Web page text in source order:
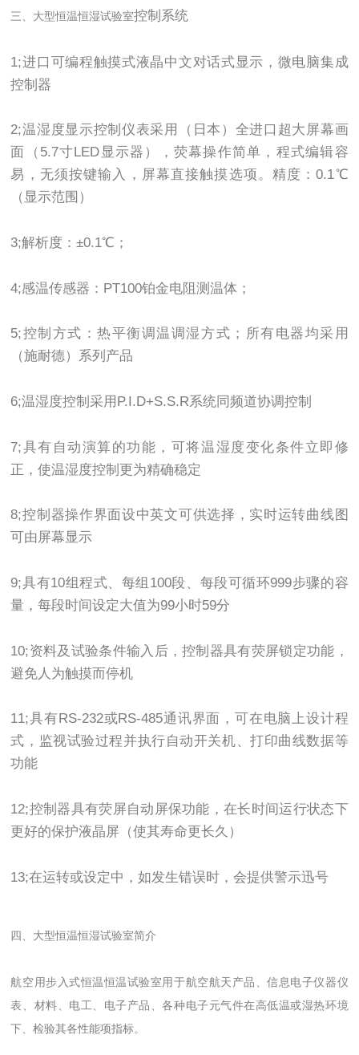
三、大型恒温恒湿试验室控制系统
1;进口可编程触摸式液晶中文对话式显示，微电脑集成
控制器
2;温湿度显示控制仪表采用（日本）全进口超大屏幕画
面（5.7寸LED显示器），荧幕操作简单，程式编辑容
易，无须按键输入，屏幕直接触摸选项。精度：0.1℃
（显示范围）
3;解析度：±0.1℃；
4;感温传感器：PT100铂金电阻测温体；
5;控制方式：热平衡调温调湿方式；所有电器均采用
（施耐德）系列产品
6;温湿度控制采用P.I.D+S.S.R系统同频道协调控制
7;具有自动演算的功能，可将温湿度变化条件立即修
正，使温湿度控制更为精确稳定
8;控制器操作界面设中英文可供选择，实时运转曲线图
可由屏幕显示
9;具有10组程式、每组100段、每段可循环999步骤的容
量，每段时间设定大值为99小时59分
10;资料及试验条件输入后，控制器具有荧屏锁定功能，
避免人为触摸而停机
11;具有RS-232或RS-485通讯界面，可在电脑上设计程
式，监视试验过程并执行自动开关机、打印曲线数据等
功能
12;控制器具有荧屏自动屏保功能，在长时间运行状态下
更好的保护液晶屏（使其寿命更长久）
13;在运转或设定中，如发生错误时，会提供警示迅号
四、 大型恒温恒湿试验室简介
航空用步入式恒温恒温试验室用于航空航天产品、信息电子仪器仪
表、材料、电工、电子产品、各种电子元气件在高低温或湿热环境
下、检验其各性能项指标。